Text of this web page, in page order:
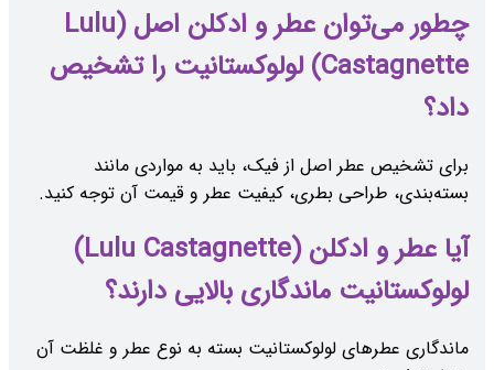
چطور می‌توان عطر و ادکلن اصل (Lulu
Castagnette) لولوکستانیت را تشخیص
داد؟
برای تشخیص عطر اصل از فیک، باید به مواردی مانند
بسته‌بندی، طراحی بطری، کیفیت عطر و قیمت آن توجه کنید.
آیا عطر و ادکلن (Lulu Castagnette)
لولوکستانیت ماندگاری بالایی دارند؟
ماندگاری عطرهای لولوکستانیت بسته به نوع عطر و غلظت آن